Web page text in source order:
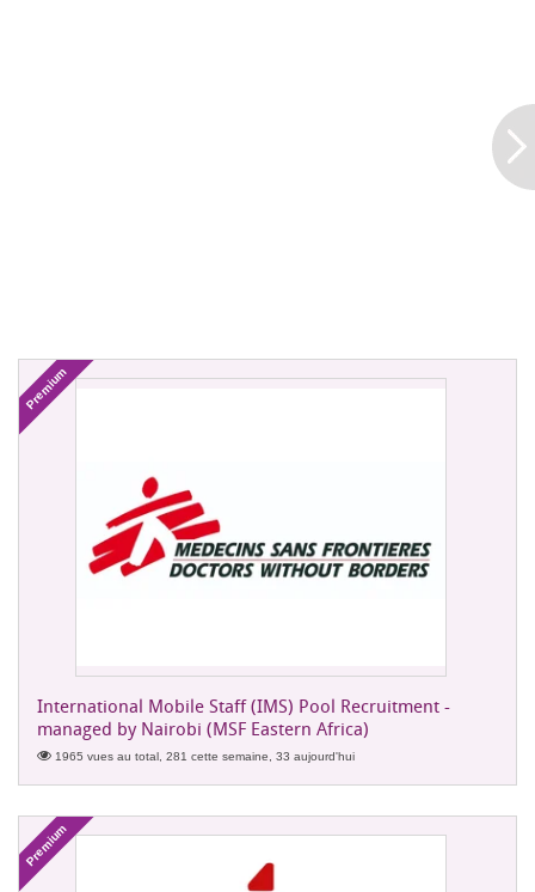
Premium
International Mobile Staff (IMS) Pool Recruitment -
managed by Nairobi (MSF Eastern Africa)
1965 vues au total, 281 cette semaine, 33 aujourd'hui
Premium